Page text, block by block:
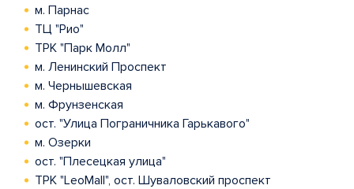
м. Парнас
ТЦ "Рио"
ТРК "Парк Молл"
м. Ленинский Проспект
м. Чернышевская
м. Фрунзенская
ост. "Улица Пограничника Гарькавого"
м. Озерки
ост. "Плесецкая улица"
ТРК "LeoMall", ост. Шуваловский проспект